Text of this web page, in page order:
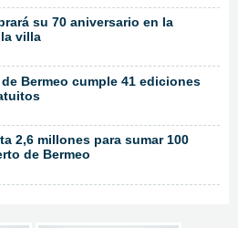
su 70 aniversario en la
villa
Bermeo cumple 41 ediciones
2,6 millones para sumar 100
de Bermeo